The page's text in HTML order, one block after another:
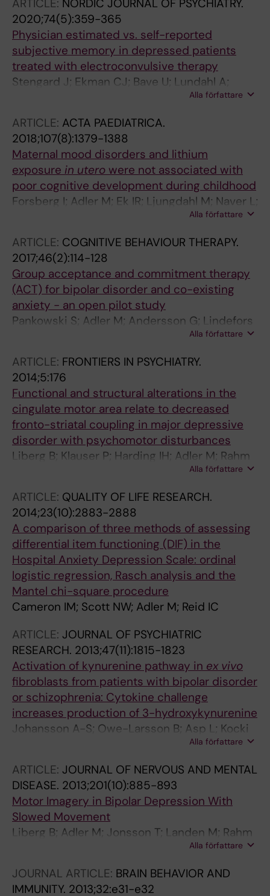
ARTICLE: NORDIC JOURNAL OF PSYCHIATRY.
2020;74(5):359-365
Physician estimated vs. self-reported
subjective memory in depressed patients
treated with electroconvulsive therapy
Stengard J; Ekman CJ; Bave U; Lundahl A;
Abawi M; Adler M; Landen M; Lundberg J
Alla författare
ARTICLE: ACTA PAEDIATRICA.
2018;107(8):1379-1388
Maternal mood disorders and lithium
exposure in utero were not associated with
poor cognitive development during childhood
Forsberg I; Adler M; Ek IR; Ljungdahl M; Naver L;
Gustafsson LL; Berglund G; Chotigasatien A;
Alla författare
ARTICLE: COGNITIVE BEHAVIOUR THERAPY.
2017;46(2):114-128
Group acceptance and commitment therapy
(ACT) for bipolar disorder and co-existing
anxiety - an open pilot study
Pankowski S; Adler M; Andersson G; Lindefors
Alla författare
ARTICLE: FRONTIERS IN PSYCHIATRY.
2014;5:176
Functional and structural alterations in the
cingulate motor area relate to decreased
fronto-striatal coupling in major depressive
disorder with psychomotor disturbances
Liberg B; Klauser P; Harding IH; Adler M; Rahm
C; Lundberg J; Masterman T; Wachtler C;
Wahlund B
Alla författare
ARTICLE: QUALITY OF LIFE RESEARCH.
2014;23(10):2883-2888
A comparison of three methods of assessing
differential item functioning (DIF) in the
Hospital Anxiety Depression Scale: ordinal
logistic regression, Rasch analysis and the
Mantel chi-square procedure
Cameron IM; Scott NW; Adler M; Reid IC
ARTICLE: JOURNAL OF PSYCHIATRIC
RESEARCH. 2013;47(11):1815-1823
Activation of kynurenine pathway in ex vivo
fibroblasts from patients with bipolar disorder
or schizophrenia: Cytokine challenge
increases production of 3-hydroxykynurenine
Johansson A-S; Owe-Larsson B; Asp L; Kocki
T; Adler M; Hetta J; Gardner R; Lundkvist GBS;
Alla författare
ARTICLE: JOURNAL OF NERVOUS AND MENTAL
DISEASE. 2013;201(10):885-893
Motor Imagery in Bipolar Depression With
Slowed Movement
Liberg B; Adler M; Jonsson T; Landen M; Rahm
C; Wahlund L-O; Wiberg-Kristoffersen M;
Alla författare
JOURNAL ARTICLE: BRAIN BEHAVIOR AND
IMMUNITY. 2013;32:e31-e32